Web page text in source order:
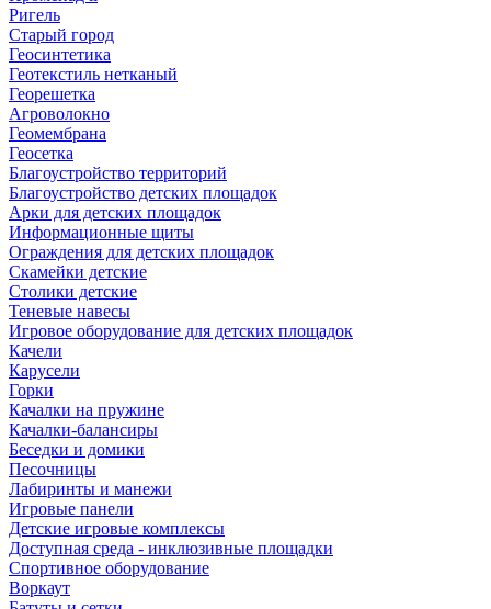
Ригель
Старый город
Геосинтетика
Геотекстиль нетканый
Георешетка
Агроволокно
Геомембрана
Геосетка
Благоустройство территорий
Благоустройство детских площадок
Арки для детских площадок
Информационные щиты
Ограждения для детских площадок
Скамейки детские
Столики детские
Теневые навесы
Игровое оборудование для детских площадок
Качели
Карусели
Горки
Качалки на пружине
Качалки-балансиры
Беседки и домики
Песочницы
Лабиринты и манежи
Игровые панели
Детские игровые комплексы
Доступная среда - инклюзивные площадки
Спортивное оборудование
Воркаут